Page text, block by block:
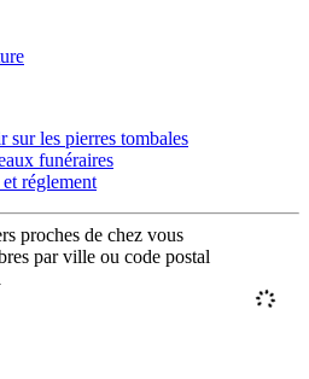
sur les pierres tombales
funéraires
réglement
proches de chez vous
par ville ou code postal